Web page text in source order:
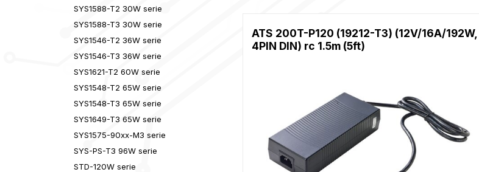
SYS1588-T2 30W serie
SYS1588-T3 30W serie
SYS1546-T2 36W serie
SYS1546-T3 36W serie
SYS1621-T2 60W serie
SYS1548-T2 65W serie
SYS1548-T3 65W serie
SYS1649-T3 65W serie
SYS1575-90xx-M3 serie
SYS-PS-T3 96W serie
STD-120W serie
ATS 200T-P120 (19212-T3) (12V/16A/192W,
4PIN DIN) rc 1.5m (5ft)